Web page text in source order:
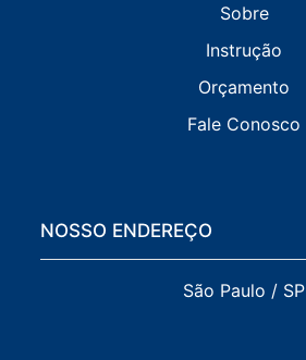
Sobre
Instrução
Orçamento
Fale Conosco
NOSSO ENDEREÇO
São Paulo / SP